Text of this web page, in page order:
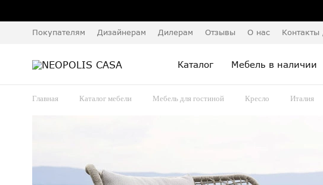
Покупателям Дизайнерам Дилерам Отзывы О нас
Каталог Мебель в наличии
Главная Каталог мебели Мебель для гостиной Кресло Италия